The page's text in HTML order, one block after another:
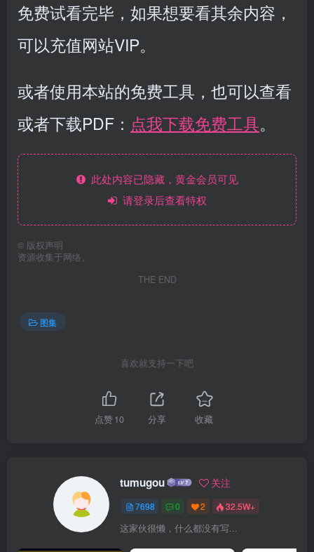
免费试看完毕，如果想要看其余内容，
可以充值网站VIP。
或者使用本站的免费工具，也可以查看
或者下载PDF： 点我下载免费工具。
此处内容已隐藏，黄金会员可见
请登录后查看特权
© 版权声明
资源收集于网络。
THE END
图集
喜欢就支持一下吧
点赞10 分享 收藏
tumugou 关注
7698 0 2 32.5W+
这家伙很懒，什么都没有写...